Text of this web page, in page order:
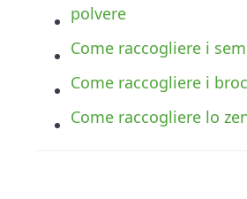
polvere
Come raccogliere i
Come raccogliere i
Come raccogliere lo